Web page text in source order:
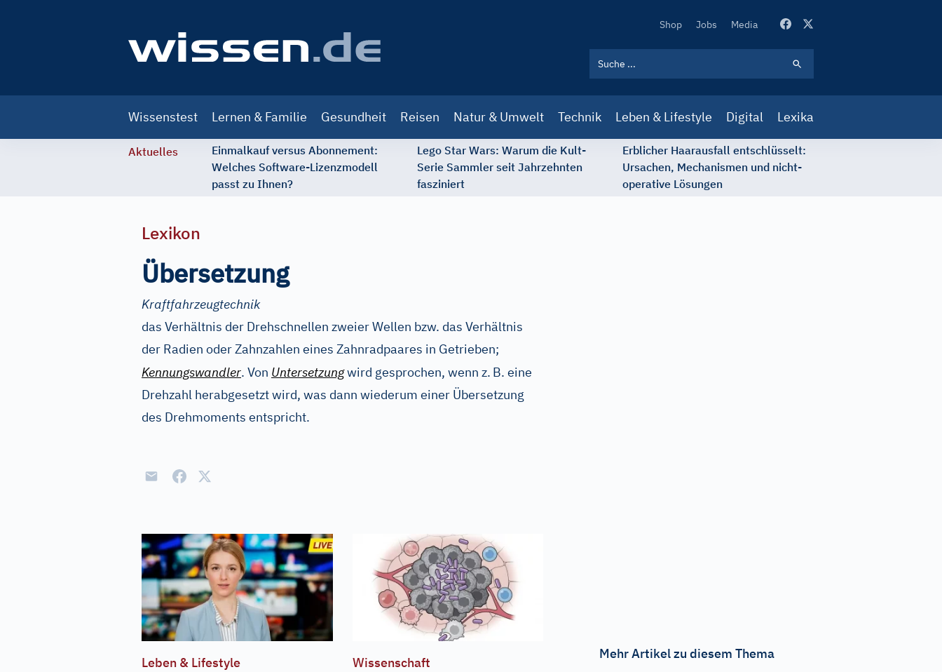
Secondary
Shop Jobs Media
navigation
Wissenstest Lernen & Familie Gesundheit Reisen Natur & Umwelt Technik Leben & Lifestyle Digital Lexika
Aktuelles
Einmalkauf versus Abonnement:
Welches Software-Lizenzmodell
passt zu Ihnen?
Lego Star Wars: Warum die Kult-
Serie Sammler seit Jahrzehnten
fasziniert
Erblicher Haarausfall entschlüsselt:
Ursachen, Mechanismen und nicht-
operative Lösungen
Lexikon
Übersetzung
Kraftfahrzeugtechnik
das Verhältnis der Drehschnellen zweier Wellen bzw. das Verhältnis
der Radien oder Zahnzahlen eines Zahnradpaares in Getrieben;
Kennungswandler. Von Untersetzungwird gesprochen, wenn z. B. eine
Drehzahl herabgesetzt wird, was dann wiederum einer Übersetzung
des Drehmoments entspricht.
Leben & Lifestyle Wissenschaft
Mehr Artikel zu diesem Thema